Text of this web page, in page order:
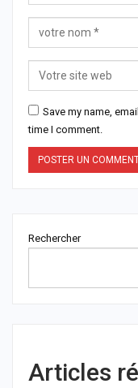
Save my name,
time I comment.
Rechercher
Articles